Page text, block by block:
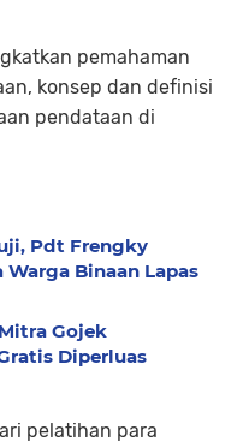
pemahaman
konsep dan definisi
pendataan di
Pdt Frengky
Binaan Lapas
Gojek
Diperluas
pelatihan para